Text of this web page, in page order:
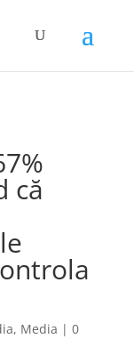
că
, Media | 0